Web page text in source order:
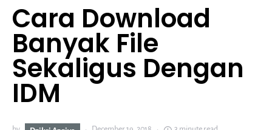
Cara Download
Banyak File
Sekaligus Dengan
IDM